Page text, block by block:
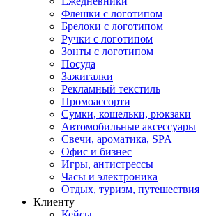
Флешки с логотипом
Брелоки с логотипом
Ручки с логотипом
Зонты с логотипом
Посуда
Зажигалки
Рекламный текстиль
Промоассорти
Сумки, кошельки, рюкзаки
Автомобильные аксессуары
Свечи, ароматика, SPA
Офис и бизнес
Игры, антистрессы
Часы и электроника
Отдых, туризм, путешествия
Клиенту